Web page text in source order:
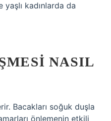
kadınlarda da
NASIL
Bacakları soğuk duşla
önlemenin etkili